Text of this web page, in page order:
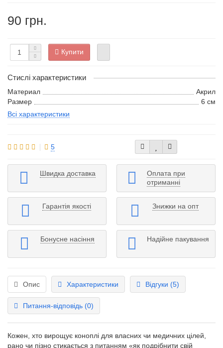
90 грн.
Купити
Стислі характеристики
Материал
Акрил
Размер
6 см
Всі характеристики
5
Швидка доставка
Оплата при
отриманні
Гарантія якості Знижки на опт
Бонусне насіння Надійне пакування
Опис Характеристики Відгуки (5)
Питання-відповідь (0)
Кожен, хто вирощує коноплі для власних чи медичних цілей,
рано чи пізно стикається з питанням «як подрібнити свій